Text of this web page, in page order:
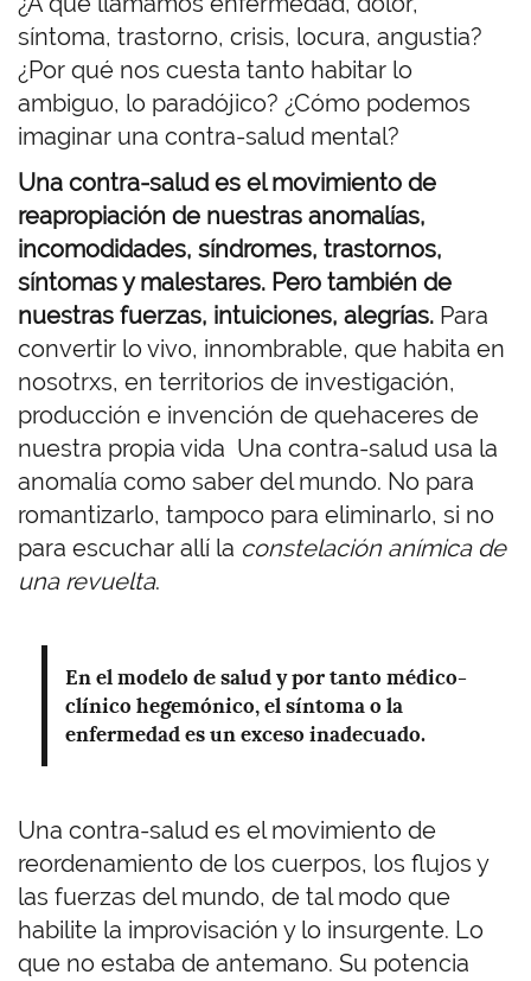
síntoma, trastorno, crisis, locura, angustia?
¿Por qué nos cuesta tanto habitar lo
ambiguo, lo paradójico? ¿Cómo podemos
imaginar una contra-salud mental?
Una contra-salud es el movimiento de
reapropiación de nuestras anomalías,
incomodidades, síndromes, trastornos,
síntomas y malestares. Pero también de
nuestras fuerzas, intuiciones, alegrías. Para
convertir lo vivo, innombrable, que habita en
nosotrxs, en territorios de investigación,
producción e invención de quehaceres de
nuestra propia vida Una contra-salud usa la
anomalía como saber del mundo. No para
romantizarlo, tampoco para eliminarlo, si no
para escuchar allí la constelación anímica de
una revuelta.
En el modelo de salud y por tanto médico-
clínico hegemónico, el síntoma o la
enfermedad es un exceso inadecuado.
Una contra-salud es el movimiento de
reordenamiento de los cuerpos, los flujos y
las fuerzas del mundo, de tal modo que
habilite la improvisación y lo insurgente. Lo
que no estaba de antemano. Su potencia